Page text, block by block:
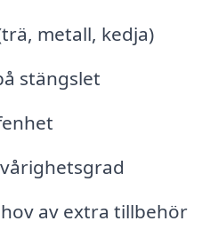
metall, kedja)
stängslet
av extra tillbehör